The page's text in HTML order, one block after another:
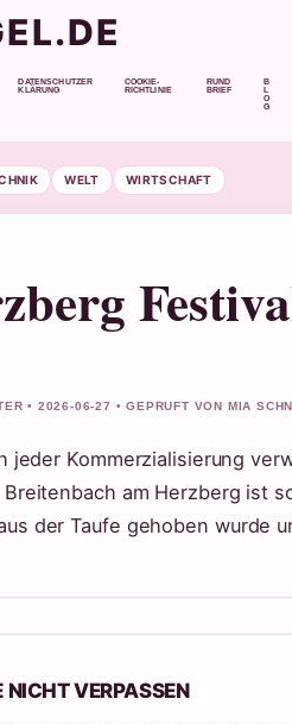
DATENSCHUTZER
KLÄRUNG
COOKIE-
RICHTLINIE
RUND
BRIEF
B
O
G
WELT WIRTSCHAFT
• 2026-06-27 • GEPRUFT VON MIA
jeder Kommerzialisierung
am Herzberg ist
der Taufe gehoben wurde
NICHT VERPASSEN